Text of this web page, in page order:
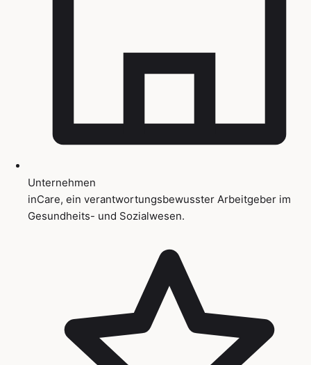
Unternehmen
inCare, ein verantwortungsbewusster Arbeitgeber im
Gesundheits- und Sozialwesen.